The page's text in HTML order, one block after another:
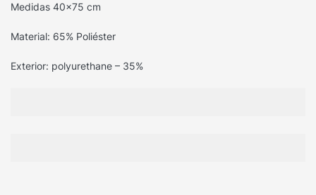
Medidas 40×75 cm
Material: 65% Poliéster
Exterior: polyurethane – 35%